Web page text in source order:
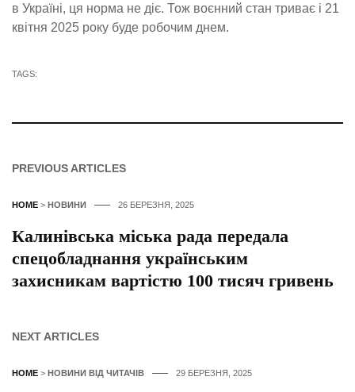
в Україні, ця норма не діє. Тож воєнний стан триває і 21
квітня 2025 року буде робочим днем.
TAGS:
PREVIOUS ARTICLES
HOME > НОВИНИ 26 БЕРЕЗНЯ, 2025
Калинівська міська рада передала
спецобладнання українським
захисникам вартістю 100 тисяч гривень
NEXT ARTICLES
HOME > НОВИНИ ВІД ЧИТАЧІВ 29 БЕРЕЗНЯ, 2025